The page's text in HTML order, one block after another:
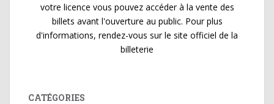
votre licence vous pouvez accéder à la vente des
billets avant l'ouverture au public. Pour plus
d'informations, rendez-vous sur le site officiel de la
billeterie
CATÉGORIES